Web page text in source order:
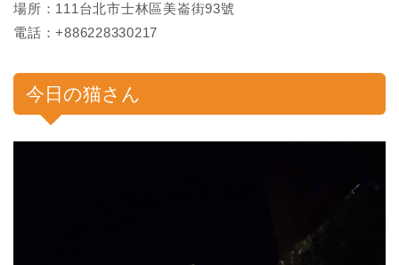
場所：111台北市士林區美崙街93號
電話：+886228330217
今日の猫さん